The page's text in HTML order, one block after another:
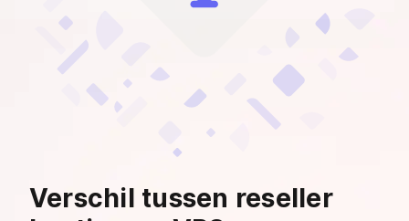
Verschil tussen reseller